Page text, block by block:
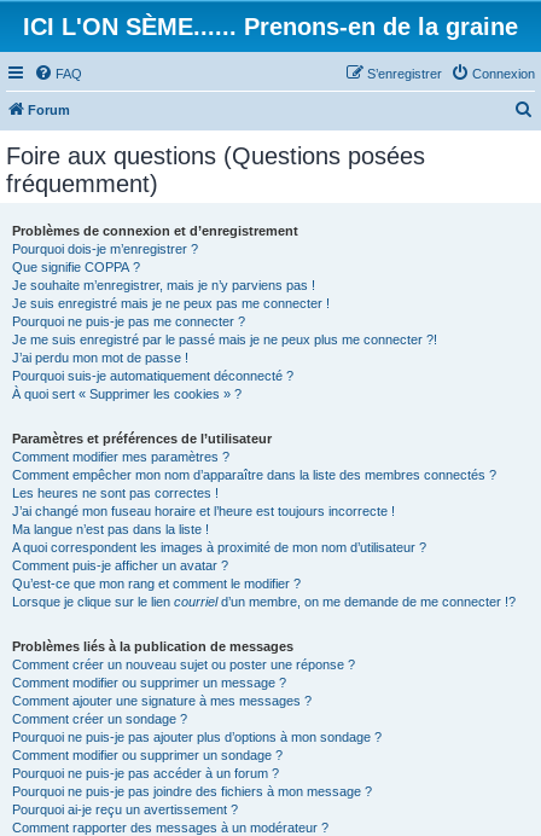
ICI L'ON SÈME...... Prenons-en de la graine
FAQ Connexion
S’enregistrer
Forum
Foire aux questions (Questions posées
fréquemment)
Problèmes de connexion et d’enregistrement
Pourquoi dois-je m’enregistrer ?
Que signifie COPPA ?
Je souhaite m’enregistrer, mais je n’y parviens pas !
Je suis enregistré mais je ne peux pas me connecter !
Pourquoi ne puis-je pas me connecter ?
Je me suis enregistré par le passé mais je ne peux plus me connecter ?!
J’ai perdu mon mot de passe !
Pourquoi suis-je automatiquement déconnecté ?
À quoi sert « Supprimer les cookies » ?
Paramètres et préférences de l’utilisateur
Comment modifier mes paramètres ?
Comment empêcher mon nom d’apparaître dans la liste des membres connectés ?
Les heures ne sont pas correctes !
J’ai changé mon fuseau horaire et l’heure est toujours incorrecte !
Ma langue n’est pas dans la liste !
A quoi correspondent les images à proximité de mon nom d’utilisateur ?
Comment puis-je afficher un avatar ?
Qu’est-ce que mon rang et comment le modifier ?
Lorsque je clique sur le lien courrield’un membre, on me demande de me connecter !?
Problèmes liés à la publication de messages
Comment créer un nouveau sujet ou poster une réponse ?
Comment modifier ou supprimer un message ?
Comment ajouter une signature à mes messages ?
Comment créer un sondage ?
Pourquoi ne puis-je pas ajouter plus d’options à mon sondage ?
Comment modifier ou supprimer un sondage ?
Pourquoi ne puis-je pas accéder à un forum ?
Pourquoi ne puis-je pas joindre des fichiers à mon message ?
Pourquoi ai-je reçu un avertissement ?
Comment rapporter des messages à un modérateur ?